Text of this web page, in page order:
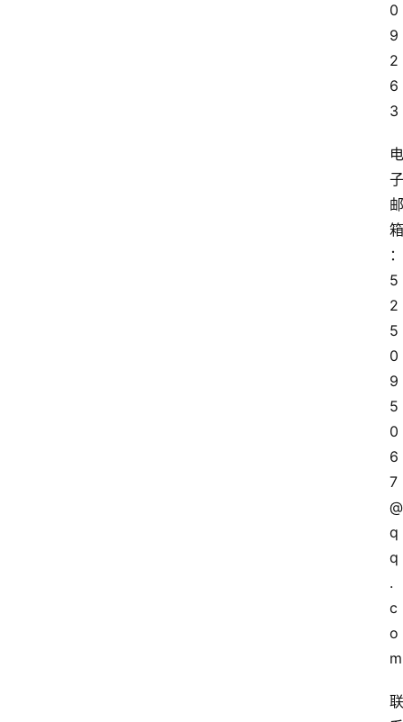
0
9
2
6
3
电
子
邮
箱
：
5
2
5
0
9
5
0
6
7
@
q
q
.
c
o
m
联